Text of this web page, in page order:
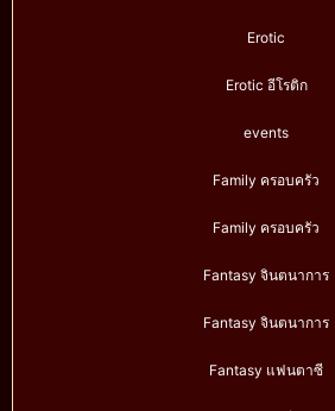
Erotic
Erotic อีโรติก
events
Family ครอบครัว
Family ครอบครัว
Fantasy จินตนาการ
Fantasy จินตนาการ
Fantasy แฟนตาซี